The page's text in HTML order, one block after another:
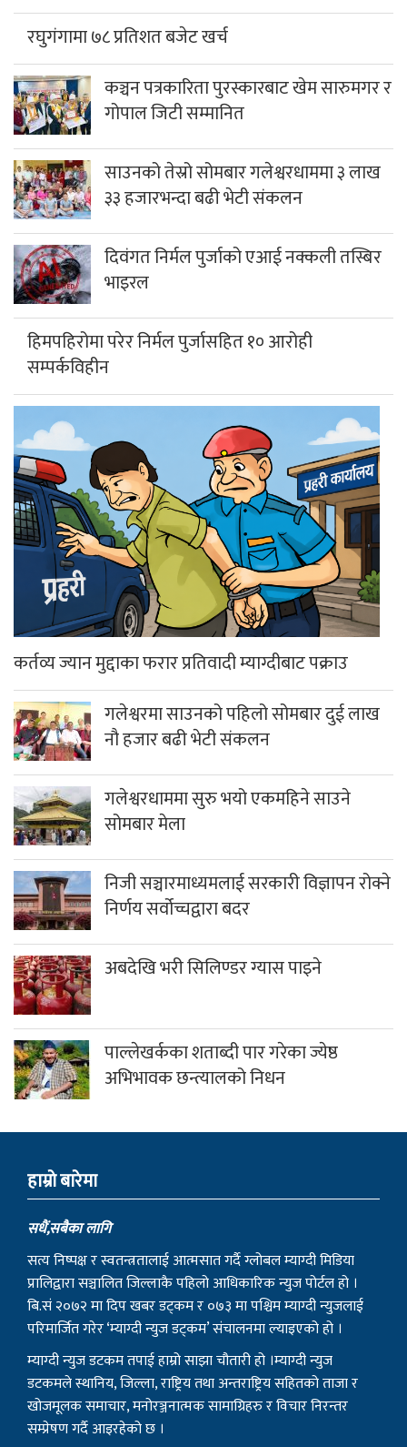
रघुगंगामा ७८ प्रतिशत बजेट खर्च
कञ्चन पत्रकारिता पुरस्कारबाट खेम सारुमगर र
गोपाल जिटी सम्मानित
साउनको तेस्रो सोमबार गलेश्वरधाममा ३ लाख
३३ हजारभन्दा बढी भेटी संकलन
दिवंगत निर्मल पुर्जाको एआई नक्कली तस्बिर
भाइरल
हिमपहिरोमा परेर निर्मल पुर्जासहित १० आरोही
सम्पर्कविहीन
कर्तव्य ज्यान मुद्दाका फरार प्रतिवादी म्याग्दीबाट पक्राउ
गलेश्वरमा साउनको पहिलो सोमबार दुई लाख
नौ हजार बढी भेटी संकलन
गलेश्वरधाममा सुरु भयो एकमहिने साउने
सोमबार मेला
निजी सञ्चारमाध्यमलाई सरकारी विज्ञापन रोक्ने
निर्णय सर्वोच्चद्वारा बदर
अबदेखि भरी सिलिण्डर ग्यास पाइने
पाल्लेखर्कका शताब्दी पार गरेका ज्येष्ठ
अभिभावक छन्त्यालको निधन
हाम्राे बारेमा
सधैं,सबैका लागि
सत्य निष्पक्ष र स्वतन्त्रतालाई आत्मसात गर्दै ग्लोबल म्याग्दी मिडिया
प्रालिद्वारा सञ्चालित जिल्लाकै पहिलो आधिकारिक न्युज पोर्टल हो ।
बि.सं २०७२ मा दिप खबर डट्कम र ०७३ मा पश्चिम म्याग्दी न्युजलाई
परिमार्जित गरेर ‘म्याग्दी न्युज डट्कम’ संचालनमा ल्याइएको हो ।
म्याग्दी न्युज डटकम तपाई हाम्रो साझा चौतारी हो ।म्याग्दी न्युज
डटकमले स्थानिय, जिल्ला, राष्ट्रिय तथा अन्तराष्ट्रिय सहितको ताजा र
खोजमूलक समाचार, मनोरञ्जनात्मक सामाग्रिहरु र विचार निरन्तर
सम्प्रेषण गर्दै आइरहेको छ ।